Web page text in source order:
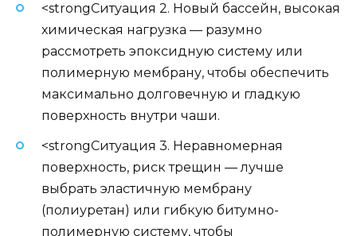
<strongСитуация 2. Новый бассейн, высокая
химическая нагрузка — разумно
рассмотреть эпоксидную систему или
полимерную мембрану, чтобы обеспечить
максимально долговечную и гладкую
поверхность внутри чаши.
<strongСитуация 3. Неравномерная
поверхность, риск трещин — лучше
выбрать эластичную мембрану
(полиуретан) или гибкую битумно-
полимерную систему, чтобы